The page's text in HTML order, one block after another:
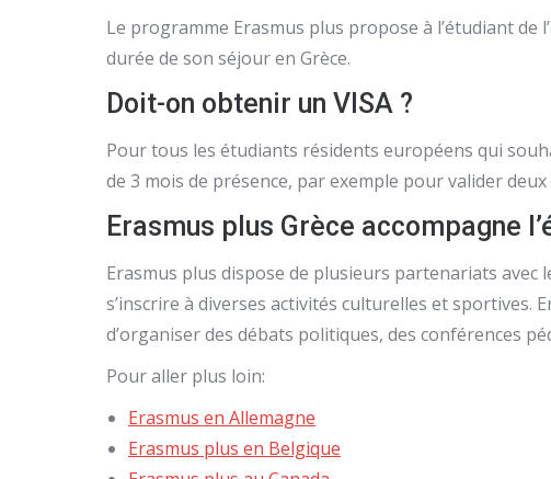
Le programme Erasmus plus propose à l’étudiant de
durée de son séjour en Grèce.
Doit-on obtenir un VISA ?
Pour tous les étudiants résidents européens qui
de 3 mois de présence, par exemple pour valider
Erasmus plus Grèce accompagne
Erasmus plus dispose de plusieurs partenariats avec
s’inscrire à diverses activités culturelles et sportives.
d’organiser des débats politiques, des conférences
Pour aller plus loin:
Erasmus en Allemagne
Erasmus plus en Belgique